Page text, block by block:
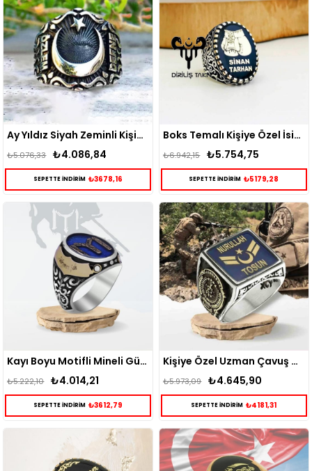
Ay Yıldız Siyah Zeminli Kişiye Özel Gümüş Erkek Yüzük
₺4.086,84
₺5.076,33
SEPETTE İNDİRİM ₺3678,16
Boks Temalı Kişiye Özel İsim Yazılı Gümüş Erkek Yüzük
₺5.754,75
₺6.942,15
SEPETTE İNDİRİM ₺5179,28
Kayı Boyu Motifli Mineli Gümüş Erkek Yüzük
₺4.014,21
₺5.222,10
SEPETTE İNDİRİM ₺3612,79
Kişiye Özel Uzman Çavuş Gümüş Erkek Yüzük
₺4.645,90
₺5.973,09
SEPETTE İNDİRİM ₺4181,31